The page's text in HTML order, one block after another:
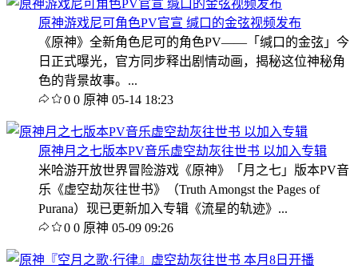
原神游戏尼可角色PV官宣 缄口的金弦视频发布
《原神》全新角色尼可的角色PV——「缄口的金弦」今
日正式曝光，官方同步释出剧情动画，揭秘这位神秘角
色的背景故事。...
0 0 原神 05-14 18:23
原神月之七版本PV音乐虚空劫灰往世书 以加入专辑
米哈游开放世界冒险游戏《原神》「月之七」版本PV音
乐《虚空劫灰往世书》（Truth Amongst the Pages of
Purana）现已更新加入专辑《流星的轨迹》...
0 0 原神 05-09 09:26